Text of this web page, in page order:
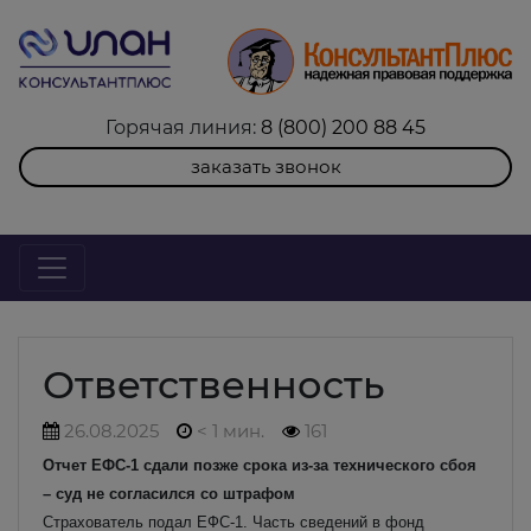
Горячая линия: 8 (800) 200 88 45
заказать звонок
Ответственность
26.08.2025 < 1 мин. 161
Отчет ЕФС-1 сдали позже срока из-за технического сбоя
– суд не согласился со штрафом
Страхователь подал ЕФС-1. Часть сведений в фонд